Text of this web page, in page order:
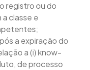
registro ou do
classe e
a expiração do
a (i) know-
de processo